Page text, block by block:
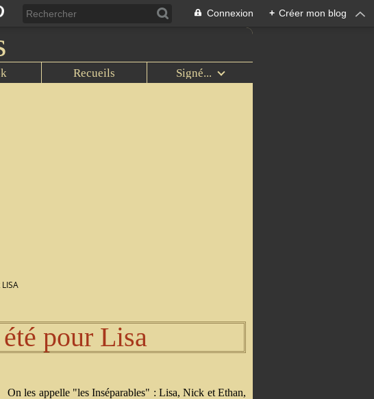
Connexion + Créer mon blog
Recueils Signé...
LISA
pour Lisa
On les appelle "les Inséparables" : Lisa, Nick et Ethan,